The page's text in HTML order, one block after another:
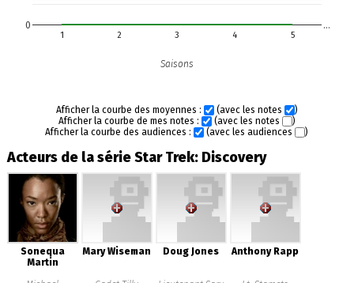
1 2 3 4 5
0 …
Saisons
Afficher la courbe des moyennes : (avec les notes
)
Afficher la courbe de mes notes :
(avec les notes
)
Afficher la courbe des audiences :
(avec les audiences )
Acteurs de la série Star Trek: Discovery
Sonequa
Martin
Mary Wiseman Doug Jones Anthony Rapp